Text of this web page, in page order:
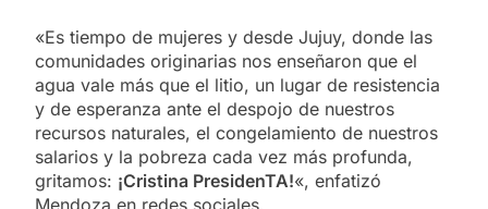
«Es tiempo de mujeres y desde Jujuy, donde las
comunidades originarias nos enseñaron que el
agua vale más que el litio, un lugar de resistencia
y de esperanza ante el despojo de nuestros
recursos naturales, el congelamiento de nuestros
salarios y la pobreza cada vez más profunda,
gritamos: ¡Cristina PresidenTA!«, enfatizó